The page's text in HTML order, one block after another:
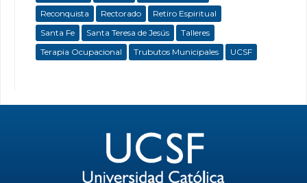
Reconquista
Rectorado
Retiro Espiritual
Santa Fe
Santa Teresa de Jesús
Talleres
Terapia Ocupacional
Trubutos Municipales UCSF